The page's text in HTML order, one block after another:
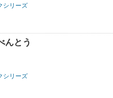
シリーズ
んとう
シリーズ